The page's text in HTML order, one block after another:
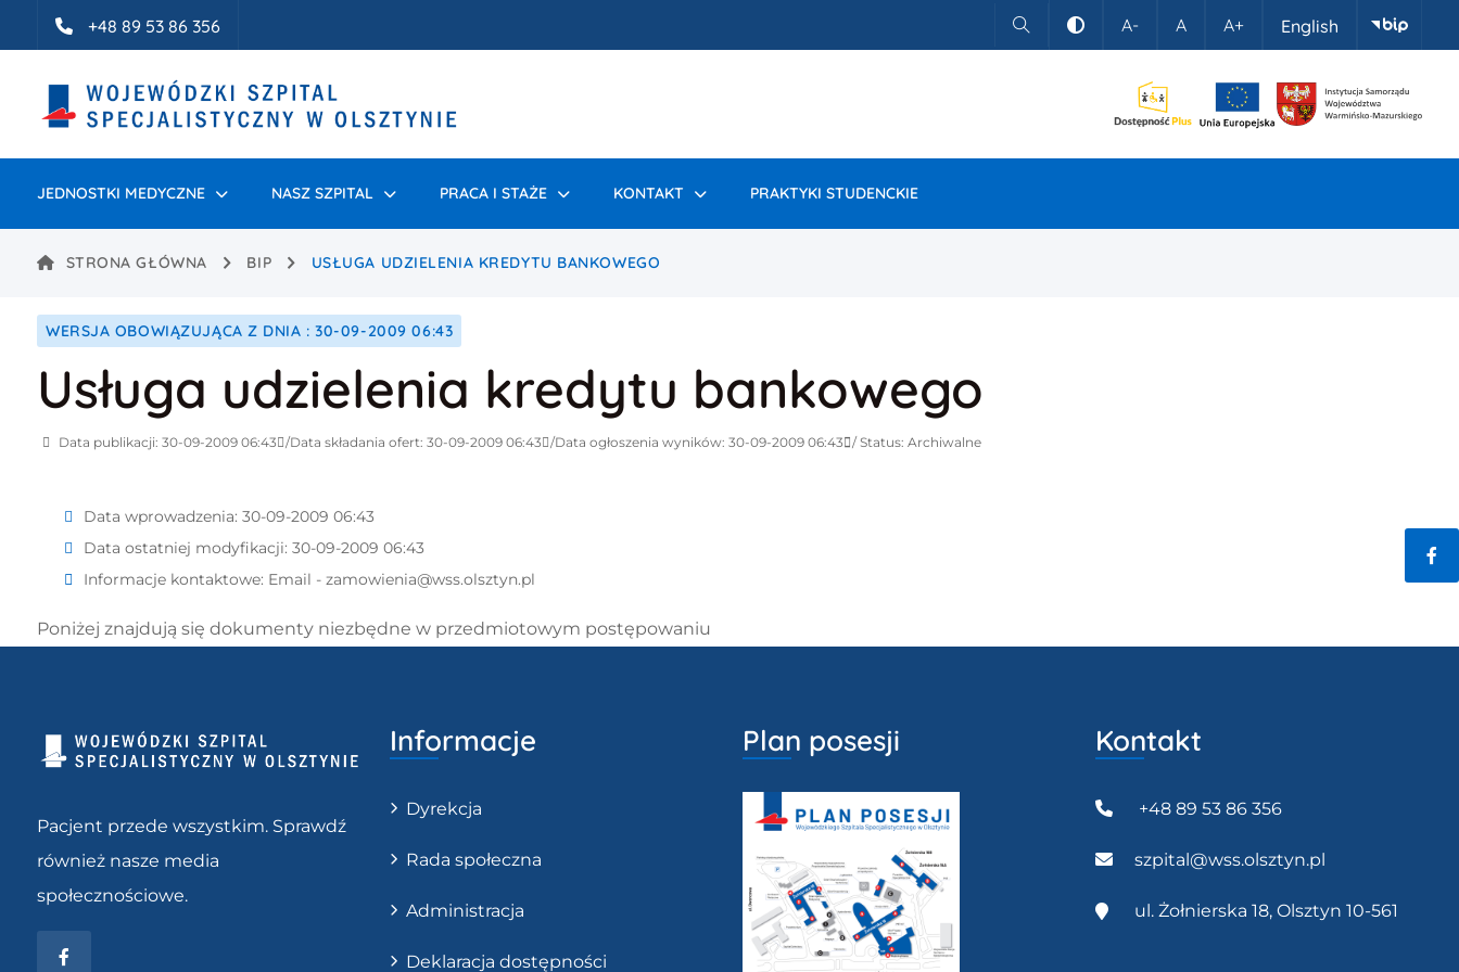
Idź do treści+48 89 53 86 356
Szukaj Kontrast
A- A A+ English
JEDNOSTKI MEDYCZNE NASZ SZPITAL PRACA I STAŻE KONTAKT PRAKTYKI STUDENCKIE
STRONA GŁÓWNA BIP USŁUGA UDZIELENIA KREDYTU BANKOWEGO
WERSJA OBOWIĄZUJĄCA Z DNIA : 30-09-2009 06:43
Usługa udzielenia kredytu bankowego
Data publikacji: 30-09-2009 06:43 Data składania ofert: 30-09-2009 06:43 Data ogłoszenia wyników: 30-09-2009 06:43 Status: Archiwalne
Data wprowadzenia: 30-09-2009 06:43
Data ostatniej modyfikacji: 30-09-2009 06:43
Informacje kontaktowe: Email - zamowienia@wss.olsztyn.pl
Poniżej znajdują się dokumenty niezbędne w przedmiotowym postępowaniu
Pacjent przede wszystkim. Sprawdź
również nasze media
społecznościowe.
Informacje
Dyrekcja
Rada społeczna
Administracja
Deklaracja dostępności
Plan posesji Kontakt
+48 89 53 86 356
szpital@wss.olsztyn.pl
ul. Żołnierska 18, Olsztyn 10-561